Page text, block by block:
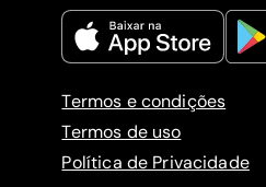
Termos e condições
Termos de uso
Política de Privacidade